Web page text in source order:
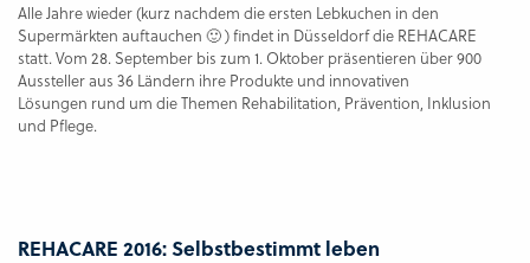
Alle Jahre wieder (kurz nachdem die ersten Lebkuchen in den
Supermärkten auftauchen 🙂 ) findet in Düsseldorf die REHACARE
statt. Vom 28. September bis zum 1. Oktober präsentieren über 900
Aussteller aus 36 Ländern ihre Produkte und innovativen
Lösungen rund um die Themen Rehabilitation, Prävention, Inklusion
und Pflege.
REHACARE 2016: Selbstbestimmt leben